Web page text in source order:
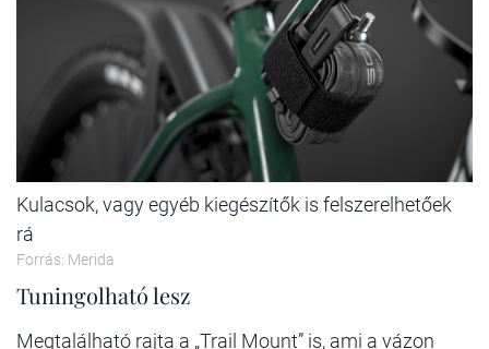
Kulacsok, vagy egyéb kiegészítők is felszerelhetőek
rá
Forrás: Merida
Tuningolható lesz
Megtalálható rajta a „Trail Mount” is, ami a vázon